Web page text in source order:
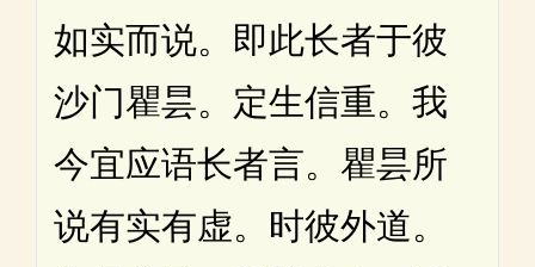
如实而说。即此长者于彼
沙门瞿昙。定生信重。我
今宜应语长者言。瞿昙所
说有实有虚。时彼外道。